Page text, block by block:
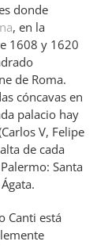
donde
, en la
1608 y 1620
de Roma.
cóncavas en
palacio hay
V, Felipe
de cada
Santa
Canti está